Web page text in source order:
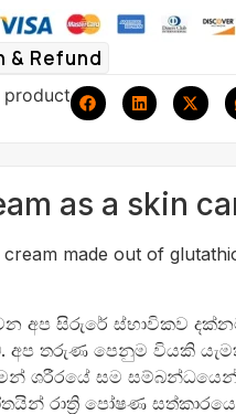
& Refund
product
as a skin
made out of
අප සිරුරේ ස්භාවිකව
තරුණ පෙනුම වියකි
ශරීරයේ සම
රාත්‍රි පෝෂණ